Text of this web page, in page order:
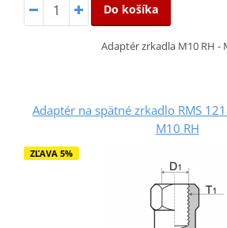
Do košíka
Adaptér zrkadla M10 RH -
Adaptér na spätné zrkadlo RMS
M10 RH
ZĽAVA 5%